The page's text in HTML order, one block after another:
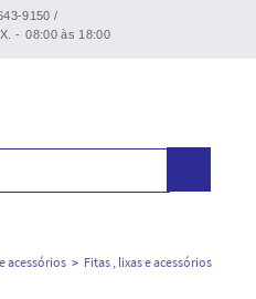
9150 /
- 08:00 às 18:00
acessórios
Fitas , lixas e acessórios